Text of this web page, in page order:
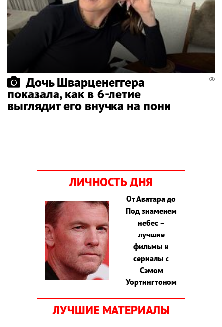
Дочь Шварценеггера
показала, как в 6-летие
выглядит его внучка на пони
ЛИЧНОСТЬ ДНЯ
От Аватара до
Под знаменем
небес –
лучшие
фильмы и
сериалы с
Сэмом
Уортингтоном
ЛУЧШИЕ МАТЕРИАЛЫ